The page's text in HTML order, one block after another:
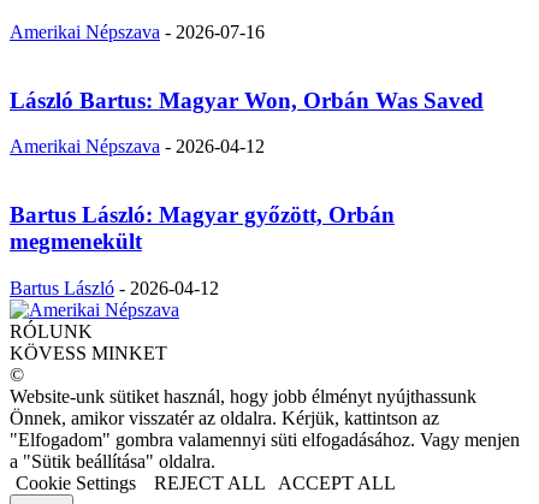
Amerikai Népszava - 2026-07-16
László Bartus: Magyar Won, Orbán Was Saved
Amerikai Népszava - 2026-04-12
Bartus László: Magyar győzött, Orbán
megmenekült
Bartus László - 2026-04-12
RÓLUNK
KÖVESS MINKET
©
Website-unk sütiket használ, hogy jobb élményt nyújthassunk
Önnek, amikor visszatér az oldalra. Kérjük, kattintson az
"Elfogadom" gombra valamennyi süti elfogadásához. Vagy menjen
a "Sütik beállítása" oldalra.
Cookie Settings
REJECT ALL ACCEPT ALL